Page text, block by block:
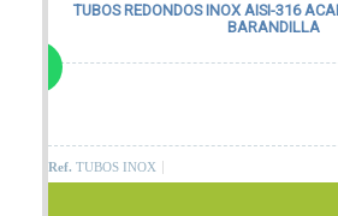
TUBOS REDONDOS INOX AISI-316
BARANDILLA
Ref. TUBOS INOX